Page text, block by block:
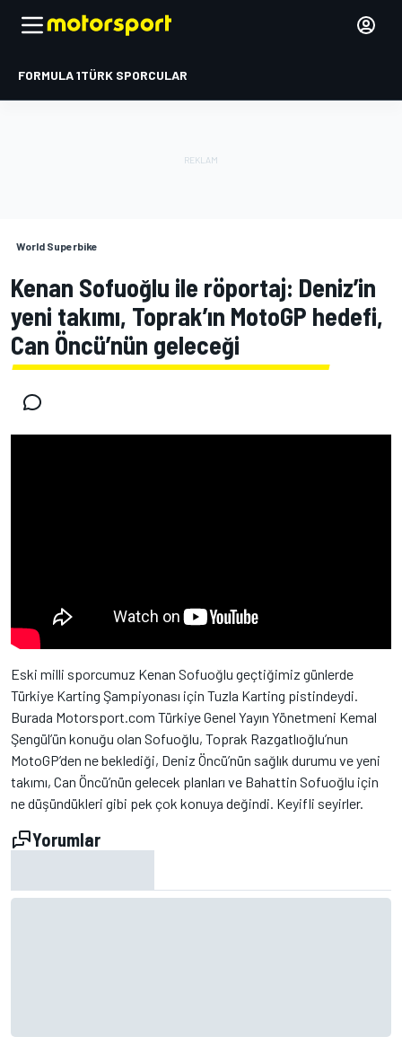
FORMULA 1TÜRK SPORCULAR
World Superbike
Kenan Sofuoğlu ile röportaj: Deniz’in
yeni takımı, Toprak’ın MotoGP hedefi,
Can Öncü’nün geleceği
Eski milli sporcumuz Kenan Sofuoğlu geçtiğimiz günlerde
Türkiye Karting Şampiyonası için Tuzla Karting pistindeydi.
Burada Motorsport.com Türkiye Genel Yayın Yönetmeni Kemal
Şengül’ün konuğu olan Sofuoğlu, Toprak Razgatlıoğlu’nun
MotoGP’den ne beklediği, Deniz Öncü’nün sağlık durumu ve yeni
takımı, Can Öncü’nün gelecek planları ve Bahattin Sofuoğlu için
ne düşündükleri gibi pek çok konuya değindi. Keyifli seyirler.
Yorumlar